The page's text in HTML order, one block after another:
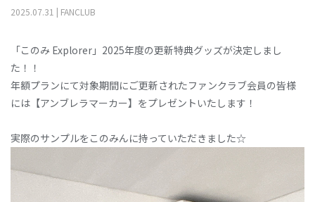
2025.07.31 | FANCLUB
「このみ Explorer」2025年度の更新特典グッズが決定しまし
た！！
年額プランにて対象期間にご更新されたファンクラブ会員の皆様
には【アンブレラマーカー】をプレゼントいたします！
実際のサンプルをこのみんに持っていただきました☆